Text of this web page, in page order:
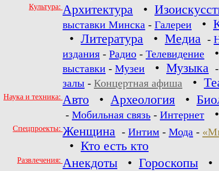
Культура: Архитектура •
выставки Минска - Галереи •
• Литература • Медиа -
издания - Радио - Телевидение
выставки - Музеи • Музыка
залы - Концертная афиша •
Наука и техника: Авто • Археология •
- Мобильная связь - Интернет
Спецпроекты: Женщина - Интим - Мода -
• Кто есть кто
Развлечения: Анекдоты • Гороскопы •